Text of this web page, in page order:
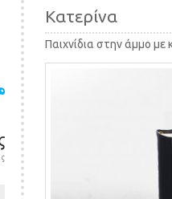
Κατερίνα
Παιχνίδια στην άμμο